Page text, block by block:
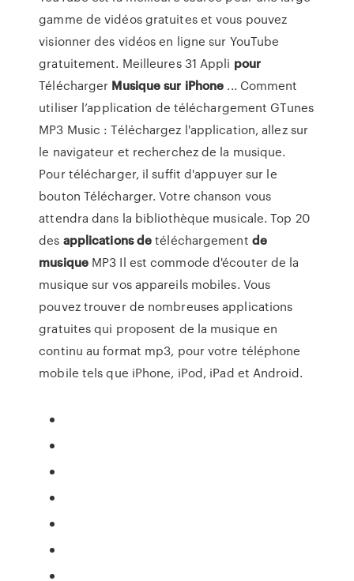
gamme de vidéos gratuites et vous pouvez
visionner des vidéos en ligne sur YouTube
gratuitement. Meilleures 31 Appli pour
Télécharger Musique sur iPhone ... Comment
utiliser l’application de téléchargement GTunes
MP3 Music : Téléchargez l'application, allez sur
le navigateur et recherchez de la musique.
Pour télécharger, il suffit d'appuyer sur le
bouton Télécharger. Votre chanson vous
attendra dans la bibliothèque musicale. Top 20
des applicationsdetéléchargement de
musiqueMP3 Il est commode d'écouter de la
musique sur vos appareils mobiles. Vous
pouvez trouver de nombreuses applications
gratuites qui proposent de la musique en
continu au format mp3, pour votre téléphone
mobile tels que iPhone, iPod, iPad et Android.